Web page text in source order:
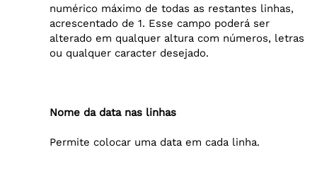
numérico máximo de todas as restantes linhas,
acrescentado de 1. Esse campo poderá ser
alterado em qualquer altura com números, letras
ou qualquer caracter desejado.
Nome da data nas linhas
Permite colocar uma data em cada linha.